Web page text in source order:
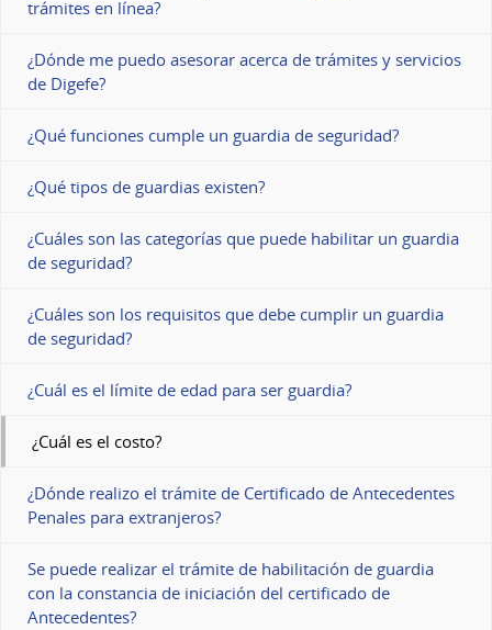
trámites en línea?
¿Dónde me puedo asesorar acerca de trámites y servicios
de Digefe?
¿Qué funciones cumple un guardia de seguridad?
¿Qué tipos de guardias existen?
¿Cuáles son las categorías que puede habilitar un guardia
de seguridad?
¿Cuáles son los requisitos que debe cumplir un guardia
de seguridad?
¿Cuál es el límite de edad para ser guardia?
¿Cuál es el costo?
¿Dónde realizo el trámite de Certificado de Antecedentes
Penales para extranjeros?
Se puede realizar el trámite de habilitación de guardia
con la constancia de iniciación del certificado de
Antecedentes?